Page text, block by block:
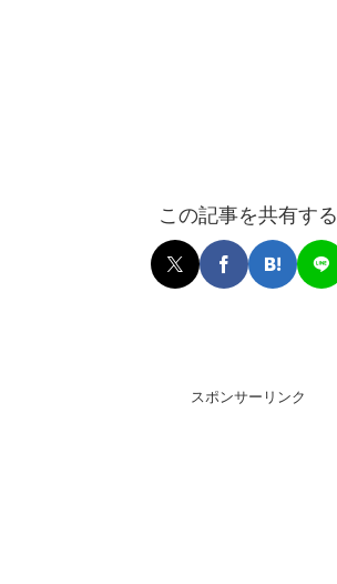
この記事を共有する
スポンサーリンク